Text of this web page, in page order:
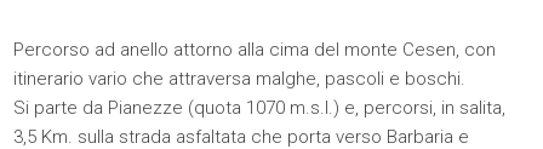
Percorso ad anello attorno alla cima del monte Cesen, con
itinerario vario che attraversa malghe, pascoli e boschi.
Si parte da Pianezze (quota 1070 m.s.l.) e, percorsi, in salita,
3,5 Km. sulla strada asfaltata che porta verso Barbaria e